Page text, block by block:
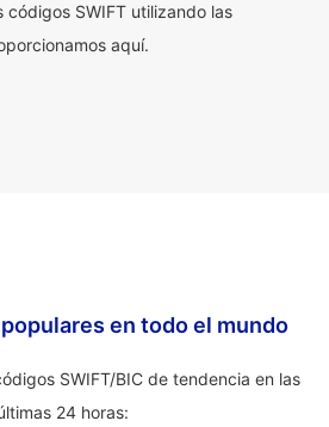
SWIFT utilizando las
aquí.
en todo el mundo
SWIFT/BIC de tendencia en las
24 horas: